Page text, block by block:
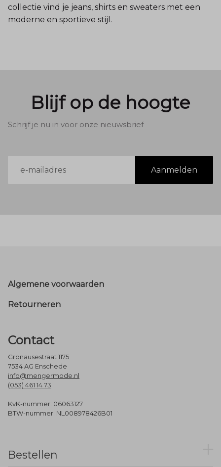
collectie vind je jeans, shirts en sweaters met een
moderne en sportieve stijl.
Blijf op de hoogte
Schrijf je nu in voor onze nieuwsbrief
mailadres
Aanmelden
Footer
Algemene voorwaarden
Retourneren
Contact
Gronausestraat 1175
7534 AG Enschede
info@mengermode.nl
(053) 461 14 73
KvK-nummer: 06063127
BTW-nummer: NL008978426B01
Bestellen